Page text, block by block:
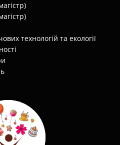
технологій та екології